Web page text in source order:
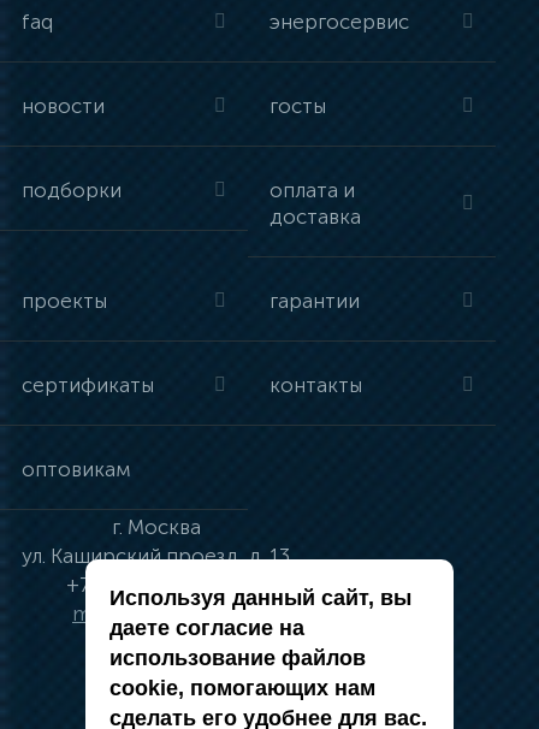
faq энергосервис
новости госты
подборки
оплата и
доставка
проекты гарантии
сертификаты контакты
оптовикам
г. Москва
ул. Каширский проезд, д. 13
+7 (495) 134-41-83
moskva@vincci.ru
Используя данный сайт, вы
даете согласие на
использование файлов
cookie, помогающих нам
сделать его удобнее для вас.